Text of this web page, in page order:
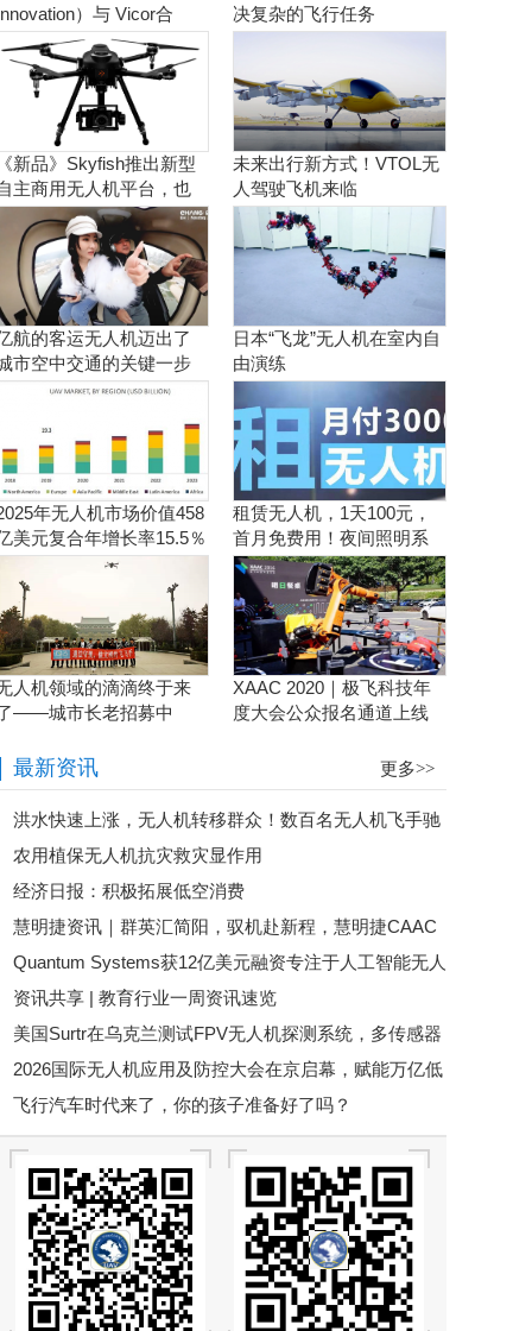
）与 Vicor合
。实现商用氢燃料电池
人机
决复杂的飞行任务
新品》Skyfish推出新型
主商用无人机平台，也
搭载Sony Alpha相机
未来出行新方式！VTOL无
人驾驶飞机来临
航的客运无人机迈出了
市空中交通的关键一步
日本“飞龙”无人机在室内自
由演练
年无人机市场价值458
美元复合年增长率15.5％
租赁无人机，1天100元，
首月免费用！夜间照明系
统施工、抢险、应急救援
利器！
人机领域的滴滴终于来
——城市长老招募中
XAAC 2020｜极飞科技年
度大会公众报名通道上线
最新资讯 更多>>
洪水快速上涨，无人机转移群众！数百名无人机飞手驰
广西，网友：这是科技最美的样子
农用植保无人机抗灾救灾显作用
经济日报：积极拓展低空消费
慧明捷资讯｜群英汇简阳，驭机赴新程，慧明捷CAAC
人机执照专项培训圆满开训
Quantum Systems获12亿美元融资专注于人工智能无人
资讯共享 | 教育行业一周资讯速览
美国Surtr在乌克兰测试FPV无人机探测系统，多传感器
合成为反无人机新方向
2026国际无人机应用及防控大会在京启幕，赋能万亿低
经济新发展
飞行汽车时代来了，你的孩子准备好了吗？